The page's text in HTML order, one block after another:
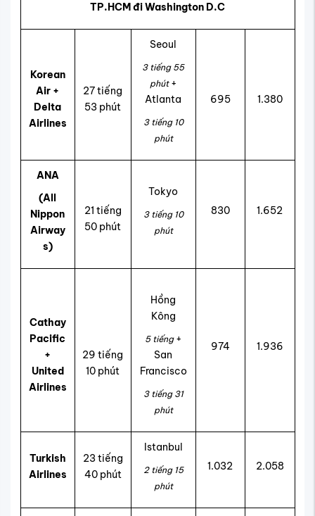
TP.HCM đi Washington D.C
Korean
Air +
Delta
Airlines
27 tiếng
53 phút
Seoul
3 tiếng 55
phút+
Atlanta
3 tiếng 10
phút
695 1.380
ANA
(All
Nippon
Airway
s)
21 tiếng
50 phút
Tokyo
3 tiếng 10
phút
830 1.652
Cathay
Pacific
+
United
Airlines
29 tiếng
10 phút
Hồng
Kông
5 tiếng+
San
Francisco
3 tiếng 31
phút
974 1.936
Turkish
Airlines
23 tiếng
40 phút
Istanbul
2 tiếng 15
phút
1.032 2.058